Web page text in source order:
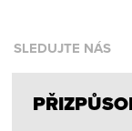
SLEDUJTE NÁS
Facebook